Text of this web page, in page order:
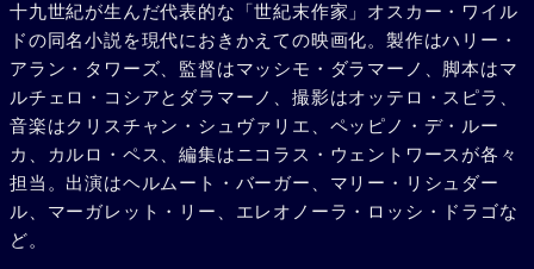
体の後始末を学友のアランに押しつけ、拒否する彼に、アリ
スと同衾した写真をつきつける。ドリアンは肖像画を破り捨
てる決心をした。彼がふりかざしたナイフは自分の胸を貫い
た。その瞬間肖像画は再生し、元の美しい青年に戻り、その
前に、夜会服姿のしわだらけの老人が死んでいた。
十九世紀が生んだ代表的な「世紀末作家」オスカー・ワイル
ドの同名小説を現代におきかえての映画化。製作はハリー・
アラン・タワーズ、監督はマッシモ・ダラマーノ、脚本はマ
ルチェロ・コシアとダラマーノ、撮影はオッテロ・スピラ、
音楽はクリスチャン・シュヴァリエ、ペッピノ・デ・ルー
カ、カルロ・ペス、編集はニコラス・ウェントワースが各々
担当。出演はヘルムート・バーガー、マリー・リシュダー
ル、マーガレット・リー、エレオノーラ・ロッシ・ドラゴな
ど。